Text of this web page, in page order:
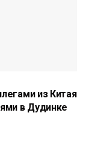
из Китая
в Дудинке